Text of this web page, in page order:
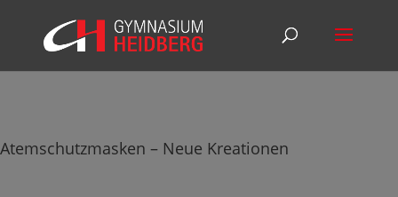
Atemschutzmasken – Neue Kreationen